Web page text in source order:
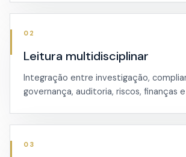
02
Leitura multidisciplinar
Integração entre investigação,
governança, auditoria, riscos, finanças
03